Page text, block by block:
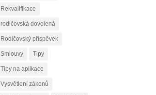
Rekvalifikace
rodičovská dovolená
Rodičovský příspěvek
Smlouvy Tipy
Tipy na aplikace
Vysvětlení zákonů